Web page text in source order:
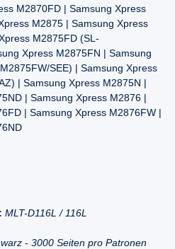
M2870FD | Samsung Xpress
M2875 | Samsung Xpress
M2875FD (SL-
Xpress M2875FN | Samsung
SEE) | Samsung Xpress
| Samsung Xpress M2875N |
| Samsung Xpress M2876 |
| Samsung Xpress M2876FW |
MLT-D116L / 116L
- 3000 Seiten pro Patronen